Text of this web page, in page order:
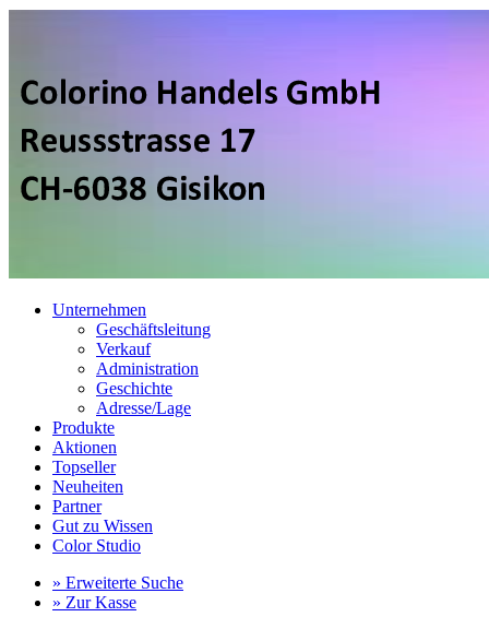
Unternehmen
Geschäftsleitung
Verkauf
Administration
Geschichte
Adresse/Lage
Produkte
Aktionen
Topseller
Neuheiten
Partner
Gut zu Wissen
Color Studio
» Erweiterte Suche
» Zur Kasse